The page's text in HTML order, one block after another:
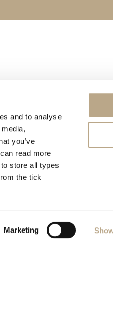
and to analyse
you’ve
read more
store all types
the tick
Marketing